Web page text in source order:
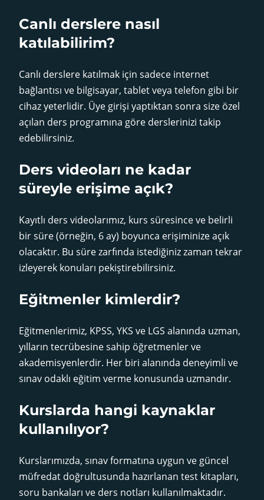
Canlı derslere nasıl
katılabilirim?
Canlı derslere katılmak için sadece internet
bağlantısı ve bilgisayar, tablet veya telefon gibi bir
cihaz yeterlidir. Üye girişi yaptıktan sonra size özel
açılan ders programına göre derslerinizi takip
edebilirsiniz.
Ders videoları ne kadar
süreyle erişime açık?
Kayıtlı ders videolarımız, kurs süresince ve belirli
bir süre (örneğin, 6 ay) boyunca erişiminize açık
olacaktır. Bu süre zarfında istediğiniz zaman tekrar
izleyerek konuları pekiştirebilirsiniz.
Eğitmenler kimlerdir?
Eğitmenlerimiz, KPSS, YKS ve LGS alanında uzman,
yılların tecrübesine sahip öğretmenler ve
akademisyenlerdir. Her biri alanında deneyimli ve
sınav odaklı eğitim verme konusunda uzmandır.
Kurslarda hangi kaynaklar
kullanılıyor?
Kurslarımızda, sınav formatına uygun ve güncel
müfredat doğrultusunda hazırlanan test kitapları,
soru bankaları ve ders notları kullanılmaktadır.